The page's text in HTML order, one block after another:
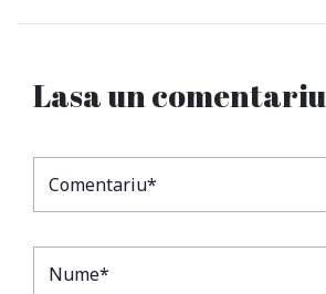
Lasa un comentariu